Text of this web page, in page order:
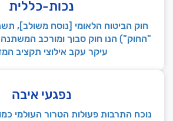
נכות-כללית
"החוק") הנו חוק סבוך ומורכב
עיקר עקב אילוצי תקציב
נפגעי איבה
נוכח התרבות פעולות הטרור העולמי